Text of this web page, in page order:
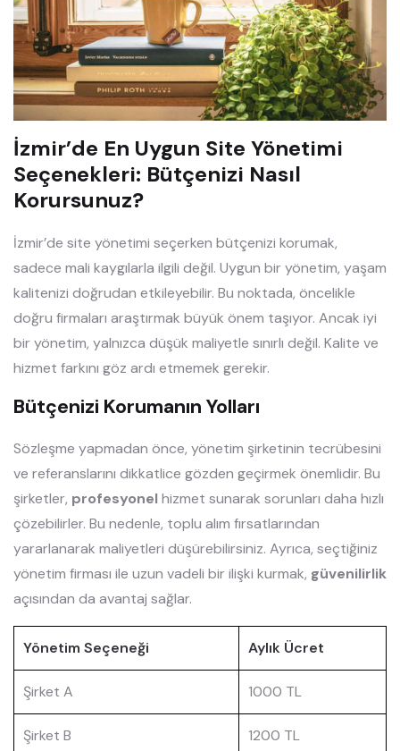
İzmir’de En Uygun Site Yönetimi
Seçenekleri: Bütçenizi Nasıl
Korursunuz?
İzmir’de site yönetimi seçerken bütçenizi korumak,
sadece mali kaygılarla ilgili değil. Uygun bir yönetim, yaşam
kalitenizi doğrudan etkileyebilir. Bu noktada, öncelikle
doğru firmaları araştırmak büyük önem taşıyor. Ancak iyi
bir yönetim, yalnızca düşük maliyetle sınırlı değil. Kalite ve
hizmet farkını göz ardı etmemek gerekir.
Bütçenizi Korumanın Yolları
Sözleşme yapmadan önce, yönetim şirketinin tecrübesini
ve referanslarını dikkatlice gözden geçirmek önemlidir. Bu
şirketler, profesyonelhizmet sunarak sorunları daha hızlı
çözebilirler. Bu nedenle, toplu alım fırsatlarından
yararlanarak maliyetleri düşürebilirsiniz. Ayrıca, seçtiğiniz
yönetim firması ile uzun vadeli bir ilişki kurmak, güvenilirlik
açısından da avantaj sağlar.
Yönetim Seçeneği Aylık Ücret
Şirket A 1000 TL
Şirket B 1200 TL